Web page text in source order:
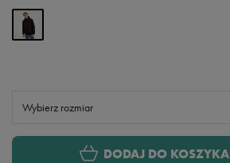
Wybierz rozmiar
DODAJ DO KOSZYKA